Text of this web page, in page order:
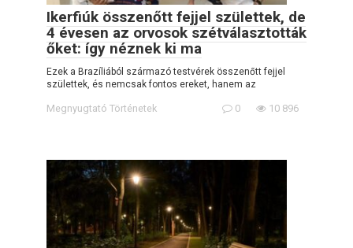
Ikerfiúk összenőtt fejjel születtek, de
4 évesen az orvosok szétválasztották
őket: így néznek ki ma
Ezek a Brazíliából származó testvérek összenőtt fejjel
születtek, és nemcsak fontos ereket, hanem az
Megnyugtató Történetek 0 10 896